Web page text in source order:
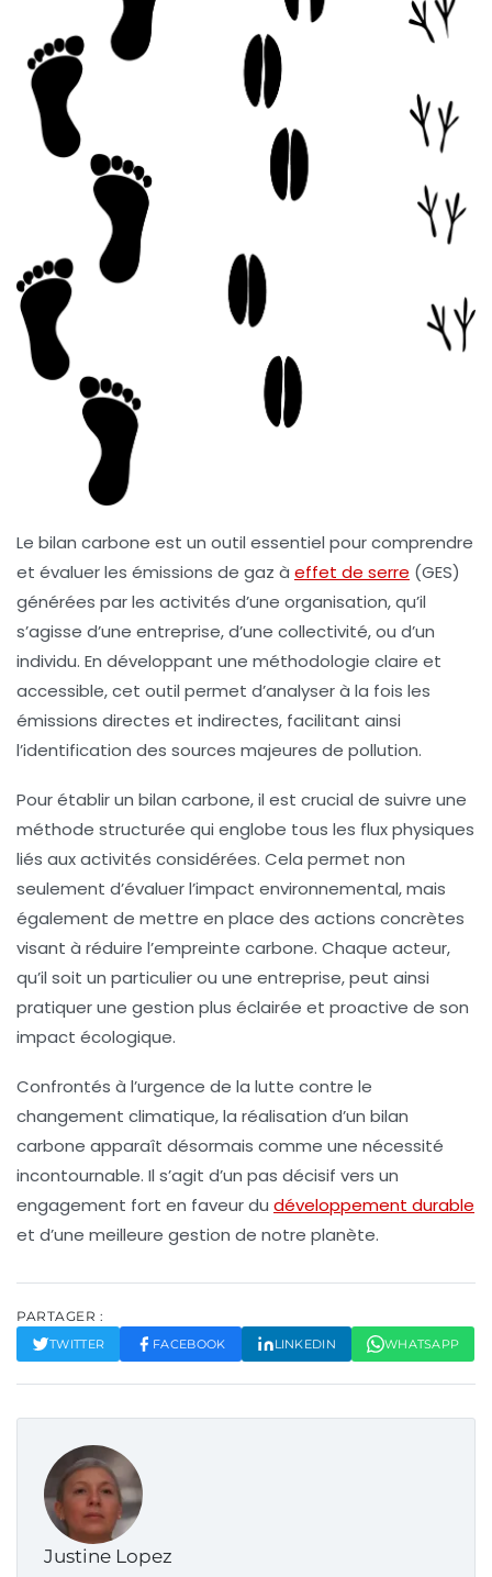
Le bilan carbone est un outil essentiel pour comprendre
et évaluer les émissions de gaz à effet de serre (GES)
générées par les activités d’une organisation, qu’il
s’agisse d’une entreprise, d’une collectivité, ou d’un
individu. En développant une méthodologie claire et
accessible, cet outil permet d’analyser à la fois les
émissions directes et indirectes, facilitant ainsi
l’identification des sources majeures de pollution.
Pour établir un bilan carbone, il est crucial de suivre une
méthode structurée qui englobe tous les flux physiques
liés aux activités considérées. Cela permet non
seulement d’évaluer l’impact environnemental, mais
également de mettre en place des actions concrètes
visant à réduire l’empreinte carbone. Chaque acteur,
qu’il soit un particulier ou une entreprise, peut ainsi
pratiquer une gestion plus éclairée et proactive de son
impact écologique.
Confrontés à l’urgence de la lutte contre le
changement climatique, la réalisation d’un bilan
carbone apparaît désormais comme une nécessité
incontournable. Il s’agit d’un pas décisif vers un
engagement fort en faveur du développement durable
et d’une meilleure gestion de notre planète.
PARTAGER :
TWITTER FACEBOOK LINKEDIN WHATSAPP
Justine Lopez